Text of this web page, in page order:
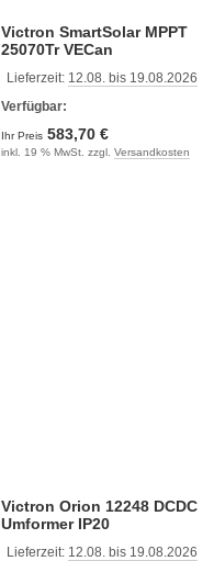
Victron SmartSolar MPPT
25070Tr VECan
Lieferzeit: 12.08. bis 19.08.2026
Verfügbar:
Ihr Preis 583,70 €
inkl. 19 % MwSt. zzgl. Versandkosten
Victron Orion 12248 DCDC
Umformer IP20
Lieferzeit: 12.08. bis 19.08.2026